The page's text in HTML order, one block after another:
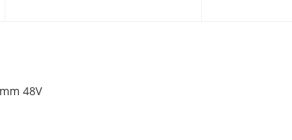
48V